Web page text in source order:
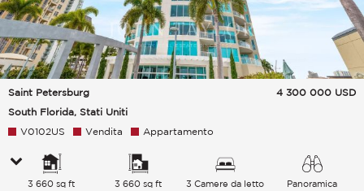
Saint Petersburg
South Florida, Stati Uniti
4 300 000 USD
V0102US Vendita Appartamento
3 660 sq ft 3 660 sq ft 3 Camere da letto
Panoramica